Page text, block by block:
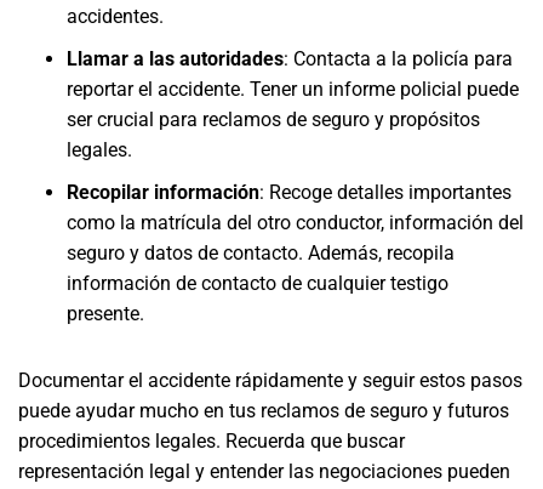
accidentes.
Llamar a las autoridades: Contacta a la policía para
reportar el accidente. Tener un informe policial puede
ser crucial para reclamos de seguro y propósitos
legales.
Recopilar información: Recoge detalles importantes
como la matrícula del otro conductor, información del
seguro y datos de contacto. Además, recopila
información de contacto de cualquier testigo
presente.
Documentar el accidente rápidamente y seguir estos pasos
puede ayudar mucho en tus reclamos de seguro y futuros
procedimientos legales. Recuerda que buscar
representación legal y entender las negociaciones pueden